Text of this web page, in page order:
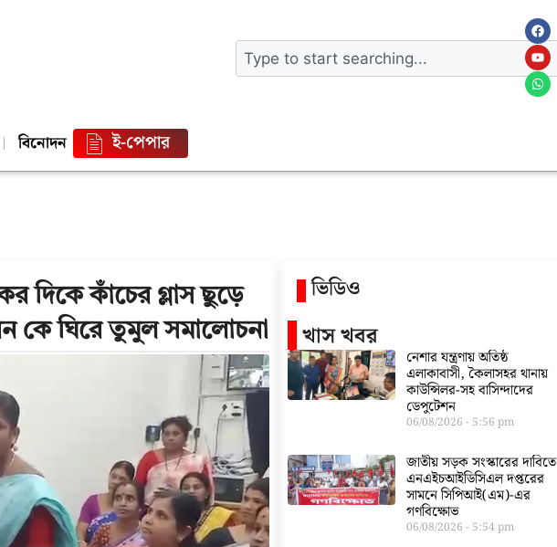
বিনোদন ই-পেপার
দিকে কাঁচের গ্লাস ছুড়ে
কে ঘিরে তুমুল সমালোচনা
ভিডিও
খাস খবর
নেশার যন্ত্রণায় অতিষ্ঠ
এলাকাবাসী, কৈলাসহর থানায়
কাউন্সিলর-সহ বাসিন্দাদের
ডেপুটেশন
06/08/2026 5:56 pm
জাতীয় সড়ক সংস্কারের দাবিতে
এনএইচআইডিসিএল দপ্তরের
সামনে সিপিআই(এম)-এর
গণবিক্ষোভ
06/08/2026 5:54 pm